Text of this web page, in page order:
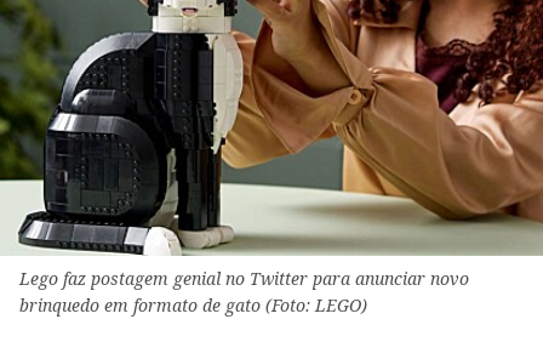
Lego faz postagem genial no Twitter para anunciar novo
brinquedo em formato de gato (Foto: LEGO)